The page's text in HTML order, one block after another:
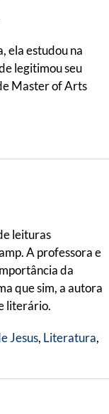
ela estudou na
legitimou seu
Master of Arts
leituras
A professora e
da
que sim, a autora
literário.
Jesus, Literatura,